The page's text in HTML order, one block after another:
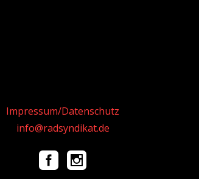
Impressum/Datenschutz
info@radsyndikat.de